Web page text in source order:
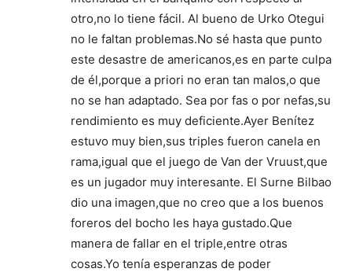
otro,no lo tiene fácil. Al bueno de Urko Otegui
no le faltan problemas.No sé hasta que punto
este desastre de americanos,es en parte culpa
de él,porque a priori no eran tan malos,o que
no se han adaptado. Sea por fas o por nefas,su
rendimiento es muy deficiente.Ayer Benítez
estuvo muy bien,sus triples fueron canela en
rama,igual que el juego de Van der Vruust,que
es un jugador muy interesante. El Surne Bilbao
dio una imagen,que no creo que a los buenos
foreros del bocho les haya gustado.Que
manera de fallar en el triple,entre otras
cosas.Yo tenía esperanzas de poder